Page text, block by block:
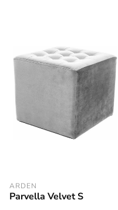
ARDEN
Parvella Velvet S